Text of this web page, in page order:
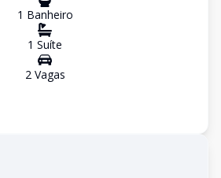
1 Banheiro
1 Suíte
2Vagas